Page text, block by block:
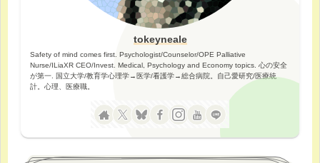
tokeyneale
Safety of mind comes first. Psychologist/Counselor/OPE Palliative
Nurse/ILiaXR CEO/Invest. Medical, Psychology and Economy topics. 心の安全
が第一. 国立大学/教育学心理学→医学/看護学→総合病院。自己愛研究/医療統
計。心理、医療職。